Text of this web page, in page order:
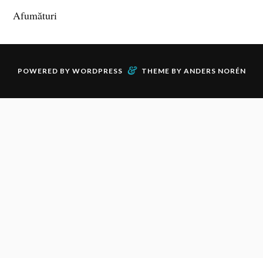
Afumături
POWERED BY WORDPRESS & THEME BY ANDERS NORÉN